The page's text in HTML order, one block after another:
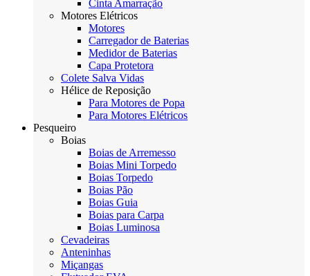
Cinta Amarração
Motores Elétricos
Motores
Carregador de Baterias
Medidor de Baterias
Capa Protetora
Colete Salva Vidas
Hélice de Reposição
Para Motores de Popa
Para Motores Elétricos
Pesqueiro
Boias
Boias de Arremesso
Boias Mini Torpedo
Boias Torpedo
Boias Pão
Boias Guia
Boias para Carpa
Boias Luminosa
Cevadeiras
Anteninhas
Miçangas